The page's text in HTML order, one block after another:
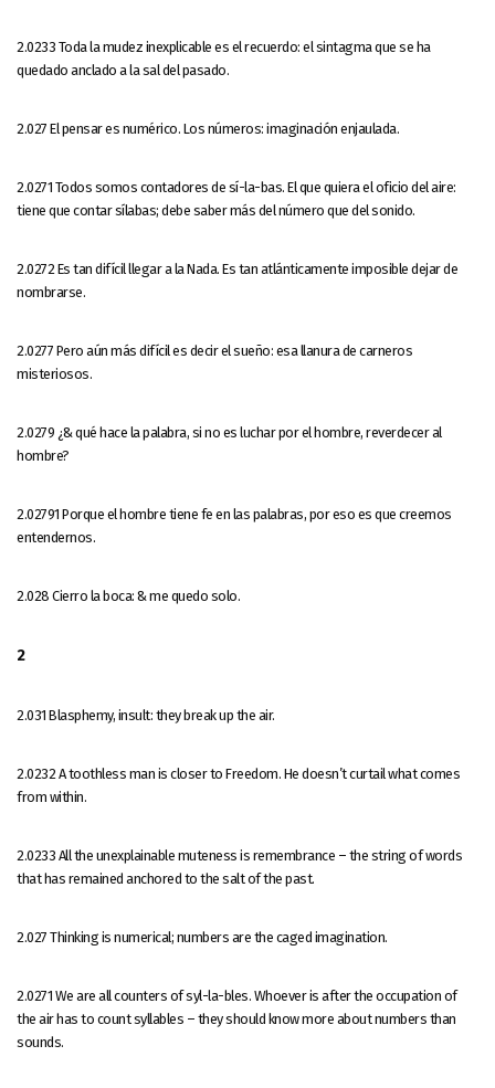
2.0233 Toda la mudez inexplicable es el recuerdo: el sintagma que se ha
quedado anclado a la sal del pasado.
2.027 El pensar es numérico. Los números: imaginación enjaulada.
2.0271 Todos somos contadores de sí-la-bas. El que quiera el oficio del aire:
tiene que contar sílabas; debe saber más del número que del sonido.
2.0272 Es tan difícil llegar a la Nada. Es tan atlánticamente imposible dejar de
nombrarse.
2.0277 Pero aún más difícil es decir el sueño: esa llanura de carneros
misteriosos.
2.0279 ¿& qué hace la palabra, si no es luchar por el hombre, reverdecer al
hombre?
2.02791 Porque el hombre tiene fe en las palabras, por eso es que creemos
entendernos.
2.028 Cierro la boca: & me quedo solo.
2
2.031 Blasphemy, insult: they break up the air.
2.0232 A toothless man is closer to Freedom. He doesn’t curtail what comes
from within.
2.0233 All the unexplainable muteness is remembrance – the string of words
that has remained anchored to the salt of the past.
2.027 Thinking is numerical; numbers are the caged imagination.
2.0271 We are all counters of syl-la-bles. Whoever is after the occupation of
the air has to count syllables – they should know more about numbers than
sounds.